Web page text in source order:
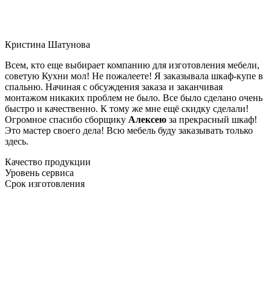
Кристина Шатунова
Всем, кто еще выбирает компанию для изготовления мебели,
советую Кухни мол! Не пожалеете! Я заказывала шкаф-купе в
спальню. Начиная с обсуждения заказа и заканчивая
монтажом никаких проблем не было. Все было сделано очень
быстро и качественно. К тому же мне ещё скидку сделали!
Огромное спасибо сборщику Алексею за прекрасный шкаф!
Это мастер своего дела! Всю мебель буду заказывать только
здесь.
Качество продукции
Уровень сервиса
Срок изготовления